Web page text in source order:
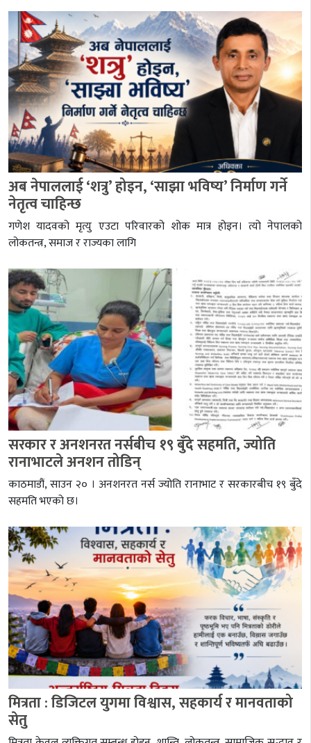
अब नेपाललाई ‘शत्रु’ होइन, ‘साझा भविष्य’ निर्माण गर्ने
नेतृत्व चाहिन्छ
गणेश यादवको मृत्यु एउटा परिवारको शोक मात्र होइन। त्यो नेपालको
लोकतन्त्र, समाज र राज्यका लागि
सरकार र अनशनरत नर्सबीच १९ बुँदे सहमति, ज्योति
रानाभाटले अनशन तोडिन्
काठमाडौं, साउन २० । अनशनरत नर्स ज्योति रानाभाट र सरकारबीच १९ बुँदे
सहमति भएको छ।
मित्रता : डिजिटल युगमा विश्वास, सहकार्य र मानवताको
सेतु